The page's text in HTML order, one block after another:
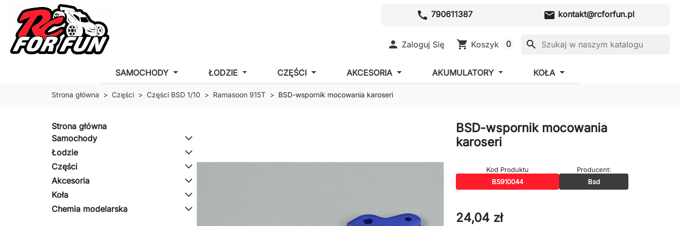
call 790611387 mail kontakt@rcforfun.pl
 Zaloguj Się shopping_cart Koszyk 0 search
SAMOCHODY ŁODZIE CZĘŚCI AKCESORIA AKUMULATORY KOŁA
Strona główna Części Części BSD 1/10 Ramasoon 915T BSD-wspornik mocowania karoseri
Strona główna
Samochody
Łodzie
Części
Akcesoria
Koła
Chemia modelarska
BSD-wspornik mocowania
karoseri
Kod Produktu
BS910044
Producent:
Bsd
24,04 zł